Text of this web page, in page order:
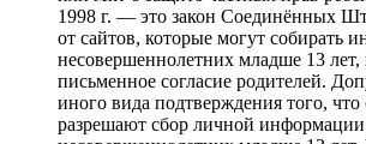
1998 г. — это закон Соединённых
от сайтов, которые могут собирать
несовершеннолетних младше 13 лет,
письменное согласие родителей.
иного вида подтверждения того,
разрешают сбор личной